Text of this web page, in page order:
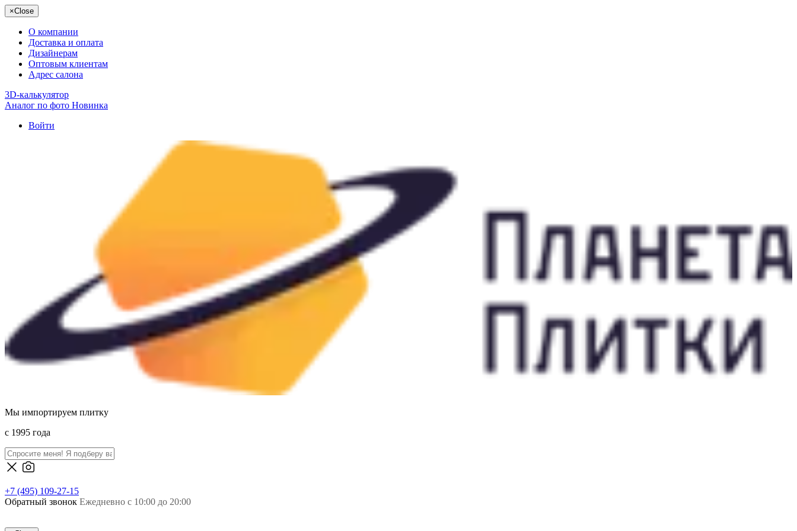
×Close
О компании
Доставка и оплата
Дизайнерам
Оптовым клиентам
Адрес салона
3D-калькулятор
Аналог по фото Новинка
Войти
Мы импортируем плитку
c 1995 года
+7 (495) 109-27-15
Обратный звонок Ежедневно с 10:00 до 20:00